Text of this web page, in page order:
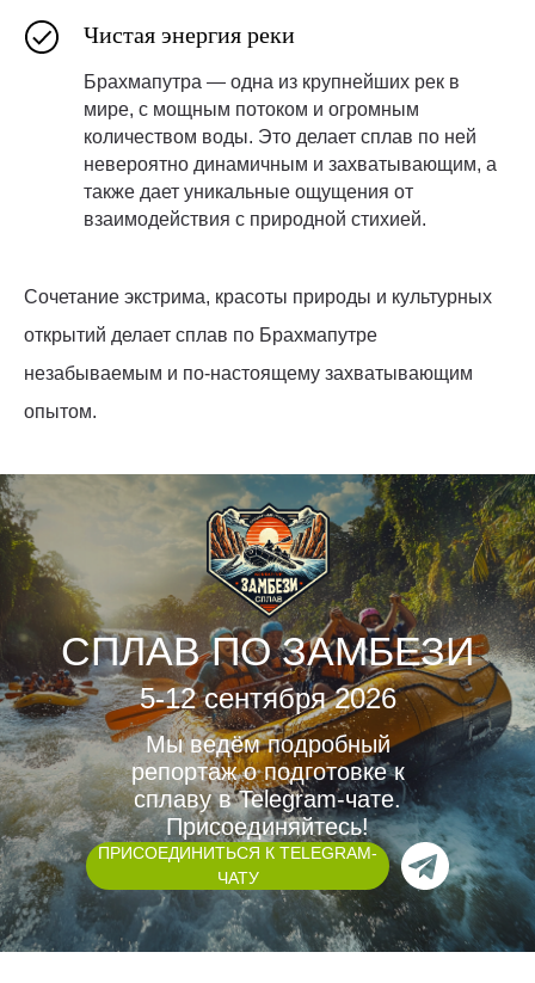
Чистая энергия реки
Брахмапутра — одна из крупнейших рек в
мире, с мощным потоком и огромным
количеством воды. Это делает сплав по ней
невероятно динамичным и захватывающим, а
также дает уникальные ощущения от
взаимодействия с природной стихией.
Сочетание экстрима, красоты природы и культурных
открытий делает сплав по Брахмапутре
незабываемым и по-настоящему захватывающим
опытом.
Мы ведём подробный
репортаж о подготовке к
сплаву в Telegram-чате.
Присоединяйтесь!
СПЛАВ ПО ЗАМБЕЗИ
5-12 сентября 2026
ПРИСОЕДИНИТЬСЯ К TELEGRAM-
ЧАТУ